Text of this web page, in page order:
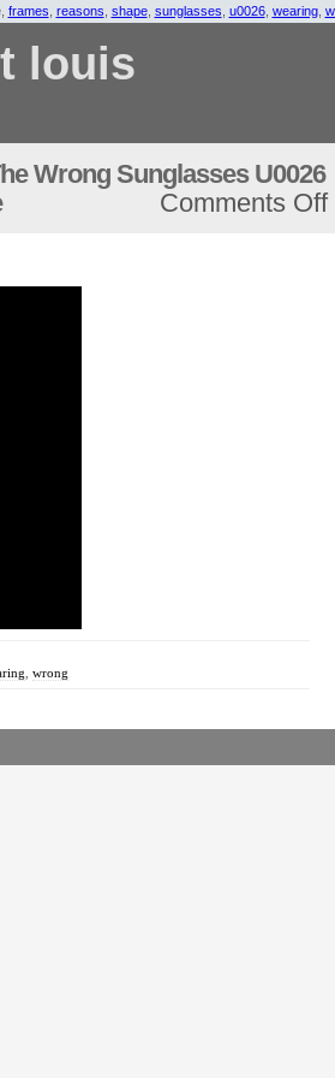
frames reasons shape, sunglasses u0026, wearing,
louis
Wrong Sunglasses U0026
Comments Off
wrong